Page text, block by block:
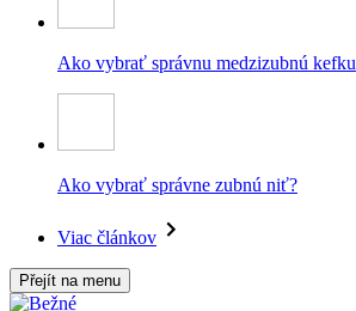
Ako vybrať správnu medzizubnú kefku
Ako vybrať správne zubnú niť?
Viac článkov
Přejít na menu